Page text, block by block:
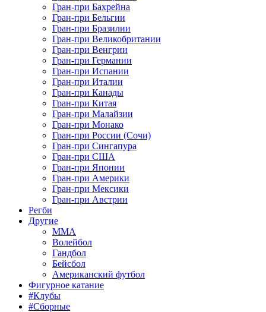
Гран-при Бахрейна
Гран-при Бельгии
Гран-при Бразилии
Гран-при Великобритании
Гран-при Венгрии
Гран-при Германии
Гран-при Испании
Гран-при Италии
Гран-при Канады
Гран-при Китая
Гран-при Малайзии
Гран-при Монако
Гран-при России (Сочи)
Гран-при Сингапура
Гран-при США
Гран-при Японии
Гран-при Америки
Гран-при Мексики
Гран-при Австрии
Регби
Другие
MMA
Волейбол
Гандбол
Бейсбол
Американский футбол
Фигурное катание
#Клубы
#Сборные